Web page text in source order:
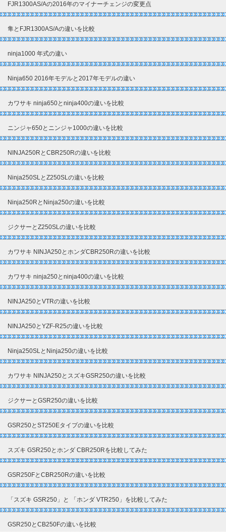
FJR1300AS/Aの2016年のマイナーチェンジの変更点
隼とFJR1300AS/Aの違いを比較
ninja1000 年式の違い
Ninja650 2016年モデルと2017年モデルの違い
カワサキ ninja650とninja400の違いを比較
ニンジャ650とニンジャ1000の違いを比較
NINJA250RとCBR250Rの違いを比較
Ninja250SLとZ250SLの違いを比較
Ninja250RとNinja250の違いを比較
ジクサーとZ250SLの違いを比較
カワサキ NINJA250とホンダCBR250Rの違いを比較
カワサキ ninja250とninja400の違いを比較
NINJA250とVTRの違いを比較
NINJA250とYZF-R25の違いを比較
Ninja250SLとNinja250の違いを比較
カワサキ NINJA250とスズキGSR250の違いを比較
ジクサーとGSR250の違いを比較
GSR250とST250Eタイプの違いを比較
スズキ GSR250とホンダ CBR250Rを比較してみた
GSR250FとCBR250Rの違いを比較
「スズキ GSR250」と 「ホンダ VTR250」を比較してみた
GSR250とCB250Fの違いを比較